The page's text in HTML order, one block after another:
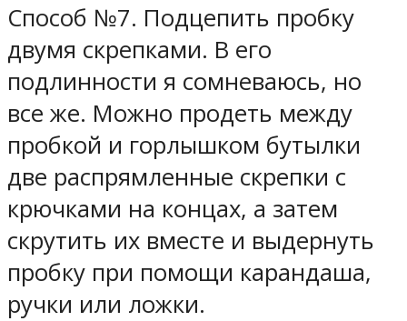
Способ №7. Подцепить пробку
двумя скрепками. В его
подлинности я сомневаюсь, но
все же. Можно продеть между
пробкой и горлышком бутылки
две распрямленные скрепки с
крючками на концах, а затем
скрутить их вместе и выдернуть
пробку при помощи карандаша,
ручки или ложки.